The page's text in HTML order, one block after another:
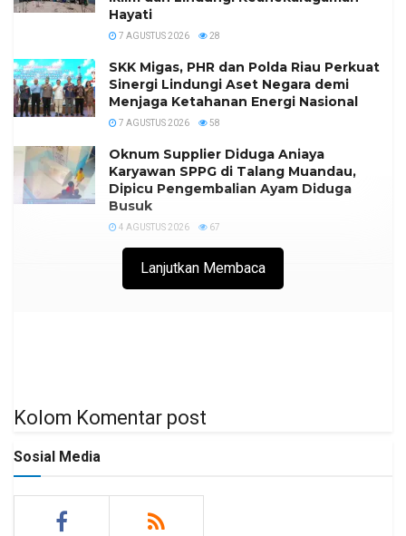
Hayati
7 AGUSTUS 2026 28
SKK Migas, PHR dan Polda Riau Perkuat
Sinergi Lindungi Aset Negara demi
Menjaga Ketahanan Energi Nasional
7 AGUSTUS 2026 58
Oknum Supplier Diduga Aniaya
Karyawan SPPG di Talang Muandau,
Dipicu Pengembalian Ayam Diduga
Busuk
4 AGUSTUS 2026 67
Lanjutkan Membaca
Kolom Komentar post
Sosial Media